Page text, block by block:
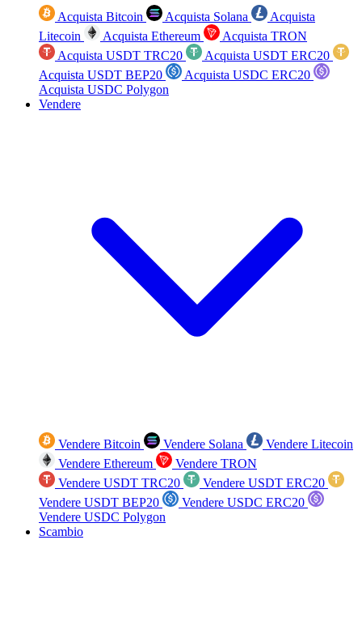
Acquista Bitcoin Acquista Solana
Acquista
Litecoin
Acquista Ethereum
Acquista TRON
Acquista USDT TRC20
Acquista USDT ERC20
Acquista USDT BEP20
Acquista USDC ERC20
Acquista USDC Polygon
Vendere
Vendere Bitcoin Vendere Solana
Vendere Litecoin
Vendere Ethereum
Vendere TRON
Vendere USDT TRC20
Vendere USDT ERC20
Vendere USDT BEP20
Vendere USDC ERC20
Vendere USDC Polygon
Scambio